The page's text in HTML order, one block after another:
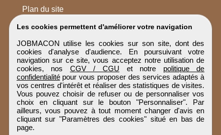
Les cookies permettent d'améliorer votre navigation
JOBMACON utilise les cookies sur son site, dont des
cookies d'analyse d'audience. En poursuivant votre
navigation sur ce site, vous acceptez notre utilisation de
cookies, nos CGV / CGU et notre politique de
confidentialitépour vous proposer des services adaptés à
vos centres d'intérêt et réaliser des statistiques de visites.
Vous pouvez choisir de refuser ou de personnaliser vos
choix en cliquant sur le bouton "Personnaliser". Par
ailleurs, vous pouvez à tout moment changer d'avis en
cliquant sur "Paramètres des cookies" situé en bas de
page.
Plan du site